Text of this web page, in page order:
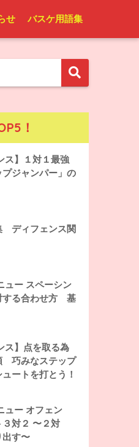
せ バスケ用語集
！
ス】１対１最強
ジャンパー」の
ディフェンス関
ュー スペーシン
する合わせ方 基
ス】点を取る為
巧みなステップ
ートを打とう！
ュー オフェン
３対２ 〜２対
出す〜